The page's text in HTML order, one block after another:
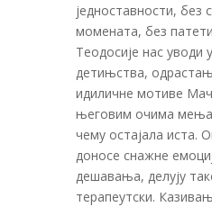
једноставности, без
момената, без
Теодосије нас уводи
детињства,
идиличне мотиве
његовим очима
чему остајала иста.
доносе снажне
дешавања, делују
терапеутски.